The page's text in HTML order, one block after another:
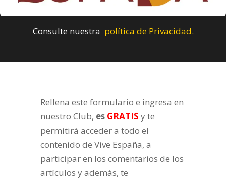
Consulte nuestra política de Privacidad.
Rellena este formulario e ingresa en
nuestro Club, es GRATIS y te
permitirá acceder a todo el
contenido de Vive España, a
participar en los comentarios de los
artículos y además, te